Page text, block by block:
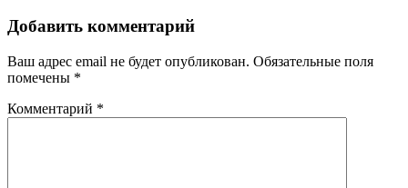
Добавить комментарий
Ваш адрес email не будет опубликован. Обязательные поля
помечены *
Комментарий *